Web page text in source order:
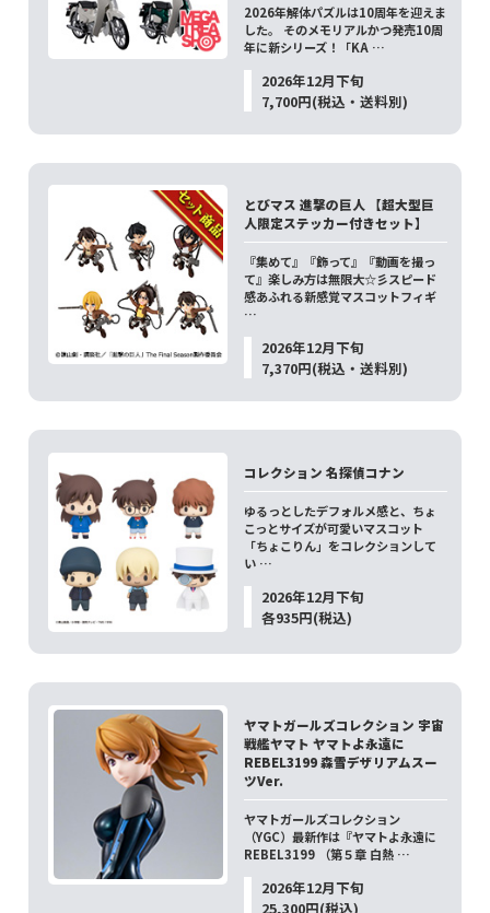
2026年解体パズルは10周年を迎えま
した。 そのメモリアルかつ発売10周
年に新シリーズ！「KA …
2026年12月下旬
7,700円(税込・送料別)
とびマス 進撃の巨人 【超大型巨
人限定ステッカー付きセット】
『集めて』『飾って』『動画を撮っ
て』楽しみ方は無限大☆彡スピード
感あふれる新感覚マスコットフィギ
…
2026年12月下旬
7,370円(税込・送料別)
コレクション 名探偵コナン
ゆるっとしたデフォルメ感と、ちょ
こっとサイズが可愛いマスコット
「ちょこりん」をコレクションして
い …
2026年12月下旬
各935円(税込)
ヤマトガールズコレクション 宇宙
戦艦ヤマト ヤマトよ永遠に
REBEL3199 森雪デザリアムスー
ツVer.
ヤマトガールズコレクション
（YGC）最新作は『ヤマトよ永遠に
REBEL3199 （第５章 白熱 …
2026年12月下旬
25,300円(税込)